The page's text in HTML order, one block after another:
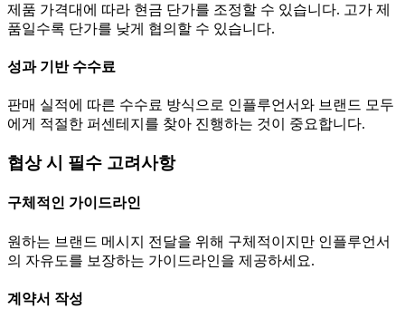
제품 가격대에 따라 현금 단가를 조정할 수 있습니다. 고가 제
품일수록 단가를 낮게 협의할 수 있습니다.
성과 기반 수수료
판매 실적에 따른 수수료 방식으로 인플루언서와 브랜드 모두
에게 적절한 퍼센테지를 찾아 진행하는 것이 중요합니다.
협상 시 필수 고려사항
구체적인 가이드라인
원하는 브랜드 메시지 전달을 위해 구체적이지만 인플루언서
의 자유도를 보장하는 가이드라인을 제공하세요.
계약서 작성